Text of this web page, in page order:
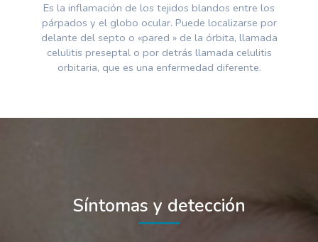
Es la inflamación de los tejidos blandos entre los
párpados y el globo ocular. Puede localizarse por
delante del septo o «pared » de la órbita, llamada
celulitis preseptal o por detrás llamada celulitis
orbitaria, que es una enfermedad diferente.
Síntomas y detección